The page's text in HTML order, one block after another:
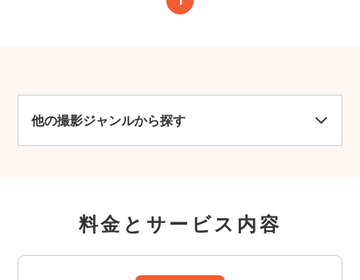
他の撮影ジャンルから探す
料金とサービス内容